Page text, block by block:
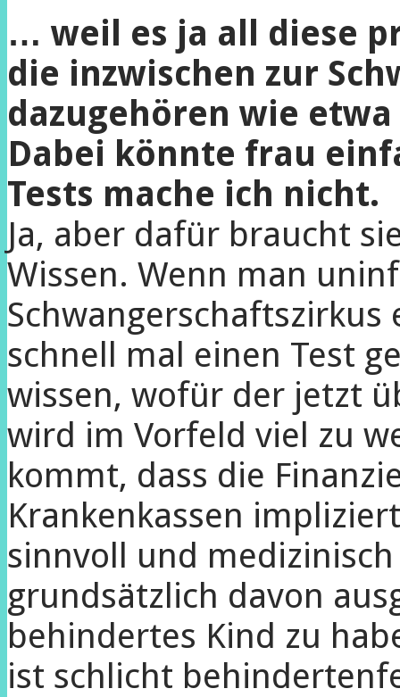
… weil es ja all diese
die inzwischen zur
dazugehören wie
Dabei könnte frau
Tests mache ich nicht.
Ja, aber dafür braucht
Wissen. Wenn man
schnell mal einen Test
wissen, wofür der jetzt
wird im Vorfeld viel zu
kommt, dass die
Krankenkassen
sinnvoll und
grundsätzlich davon
behindertes Kind zu
ist schlicht